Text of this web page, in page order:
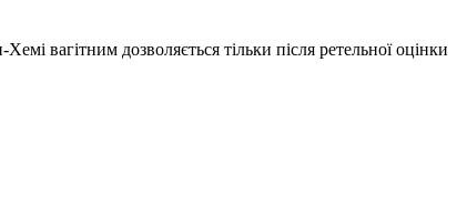
вагітним дозволяється тільки після ретельної оцінки